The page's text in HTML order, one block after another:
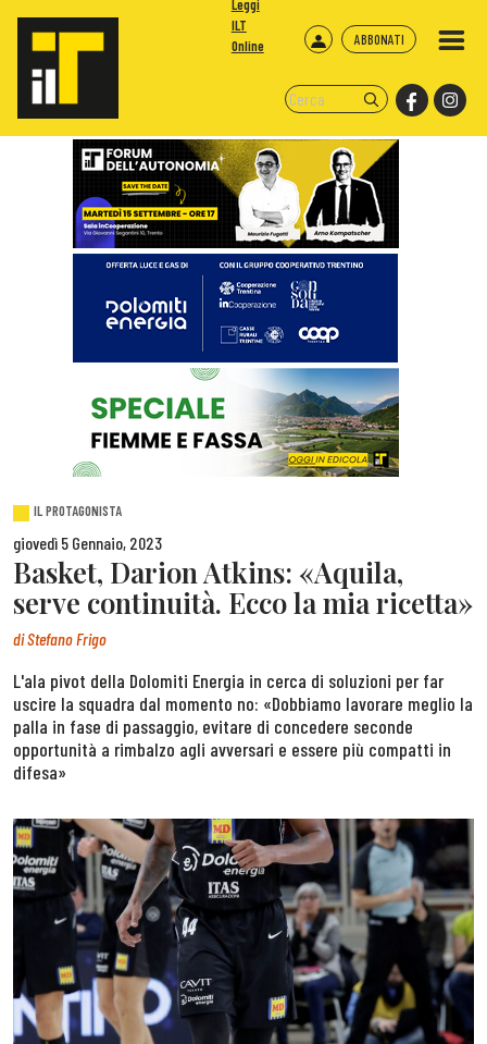
ABBONATI
Leggi
ILT
Online
IL PROTAGONISTA
giovedì 5 Gennaio, 2023
Basket, Darion Atkins: «Aquila,
serve continuità. Ecco la mia ricetta»
diStefano Frigo
L'ala pivot della Dolomiti Energia in cerca di soluzioni per far
uscire la squadra dal momento no: «Dobbiamo lavorare meglio la
palla in fase di passaggio, evitare di concedere seconde
opportunità a rimbalzo agli avversari e essere più compatti in
difesa»